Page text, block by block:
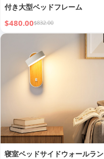
付き大型ベッドフレーム
$480.00$832.00
寝室ベッドサイドウォールラン